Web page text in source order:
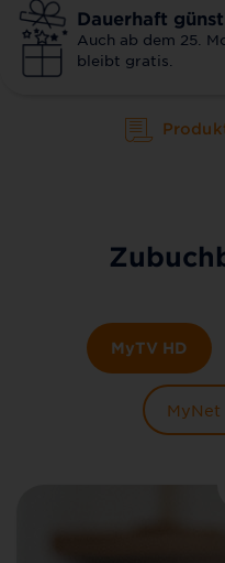
Dauerhaft
Auch ab dem 25.
bleibt gratis.
MyTV HD
MyNet